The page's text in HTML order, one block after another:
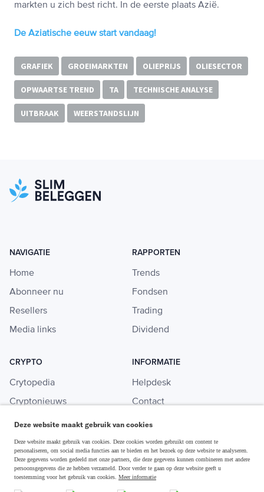
markten u zich best richt. In de eerste plaats Azië.
De Aziatische eeuw start vandaag!
GRAFIEK GROEIMARKTEN OLIEPRIJS OLIESECTOR
OPWAARTSE TREND TA TECHNISCHE ANALYSE
UITBRAAK WEERSTANDSLIJN
NAVIGATIE
Home
Abonneer nu
Resellers
Media links
RAPPORTEN
Trends
Fondsen
Trading
Dividend
CRYPTO
Crytopedia
Cryptonieuws
Crypto koopgids
Investeren in crypto
INFORMATIE
Helpdesk
Contact
Adverteren
Disclaimer & Privacy
Deze website maakt gebruik van cookies
Deze website maakt gebruik van cookies. Deze cookies worden gebruikt om content te
personaliseren, om social media functies aan te bieden en het bezoek op deze website te analyseren.
Deze gegevens worden gedeeld met onze partners, die deze gegevens kunnen combineren met andere
persoonsgegevens die ze hebben verzameld. Door verder te gaan op deze website geeft u
toestemming voor het gebruik van cookies. Meer informatie